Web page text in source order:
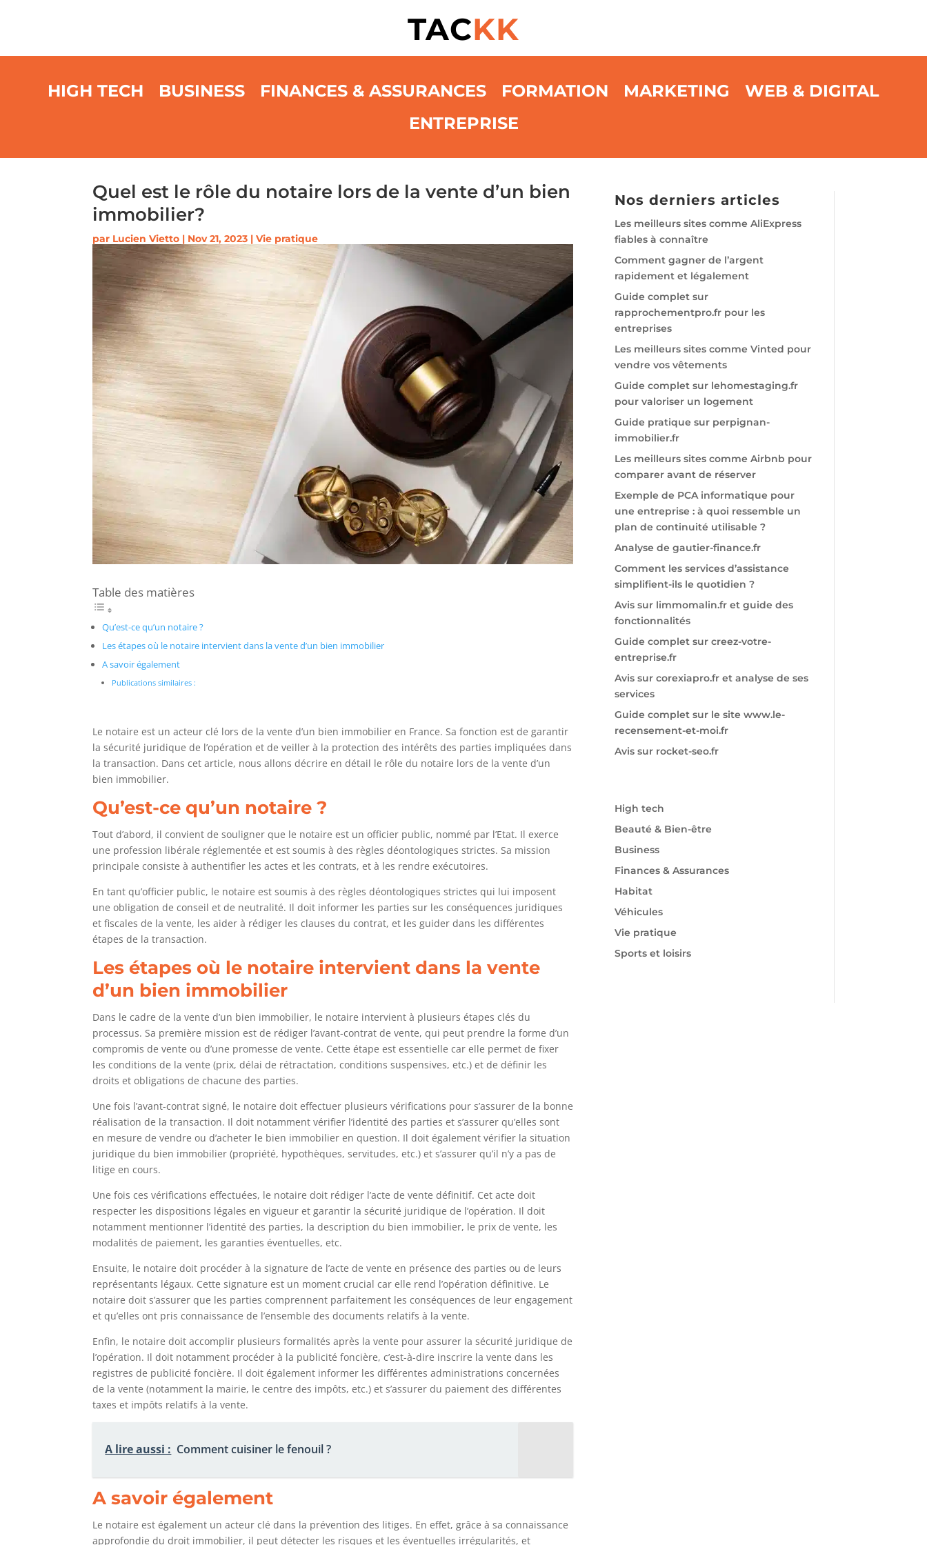
TACKK
HIGH TECH BUSINESS FINANCES & ASSURANCES FORMATION MARKETING
WEB & DIGITAL
ENTREPRISE
Quel est le rôle du notaire lors de la vente d’un bien
immobilier?
par Lucien Vietto | Nov 21, 2023 |Vie pratique
Table des matières
Qu’est-ce qu’un notaire ?
Les étapes où le notaire intervient dans la vente d’un bien immobilier
A savoir également
Publications similaires :
Le notaire est un acteur clé lors de la vente d’un bien immobilier en France. Sa fonction est de garantir
la sécurité juridique de l’opération et de veiller à la protection des intérêts des parties impliquées dans
la transaction. Dans cet article, nous allons décrire en détail le rôle du notaire lors de la vente d’un
bien immobilier.
Qu’est-ce qu’un notaire ?
Tout d’abord, il convient de souligner que le notaire est un officier public, nommé par l’Etat. Il exerce
une profession libérale réglementée et est soumis à des règles déontologiques strictes. Sa mission
principale consiste à authentifier les actes et les contrats, et à les rendre exécutoires.
En tant qu’officier public, le notaire est soumis à des règles déontologiques strictes qui lui imposent
une obligation de conseil et de neutralité. Il doit informer les parties sur les conséquences juridiques
et fiscales de la vente, les aider à rédiger les clauses du contrat, et les guider dans les différentes
étapes de la transaction.
Les étapes où le notaire intervient dans la vente
d’un bien immobilier
Dans le cadre de la vente d’un bien immobilier, le notaire intervient à plusieurs étapes clés du
processus. Sa première mission est de rédiger l’avant-contrat de vente, qui peut prendre la forme d’un
compromis de vente ou d’une promesse de vente. Cette étape est essentielle car elle permet de fixer
les conditions de la vente (prix, délai de rétractation, conditions suspensives, etc.) et de définir les
droits et obligations de chacune des parties.
Une fois l’avant-contrat signé, le notaire doit effectuer plusieurs vérifications pour s’assurer de la bonne
réalisation de la transaction. Il doit notamment vérifier l’identité des parties et s’assurer qu’elles sont
en mesure de vendre ou d’acheter le bien immobilier en question. Il doit également vérifier la situation
juridique du bien immobilier (propriété, hypothèques, servitudes, etc.) et s’assurer qu’il n’y a pas de
litige en cours.
Une fois ces vérifications effectuées, le notaire doit rédiger l’acte de vente définitif. Cet acte doit
respecter les dispositions légales en vigueur et garantir la sécurité juridique de l’opération. Il doit
notamment mentionner l’identité des parties, la description du bien immobilier, le prix de vente, les
modalités de paiement, les garanties éventuelles, etc.
Ensuite, le notaire doit procéder à la signature de l’acte de vente en présence des parties ou de leurs
représentants légaux. Cette signature est un moment crucial car elle rend l’opération définitive. Le
notaire doit s’assurer que les parties comprennent parfaitement les conséquences de leur engagement
et qu’elles ont pris connaissance de l’ensemble des documents relatifs à la vente.
Enfin, le notaire doit accomplir plusieurs formalités après la vente pour assurer la sécurité juridique de
l’opération. Il doit notamment procéder à la publicité foncière, c’est-à-dire inscrire la vente dans les
registres de publicité foncière. Il doit également informer les différentes administrations concernées
de la vente (notamment la mairie, le centre des impôts, etc.) et s’assurer du paiement des différentes
taxes et impôts relatifs à la vente.
A lire aussi : Comment cuisiner le fenouil ?
A savoir également
Le notaire est également un acteur clé dans la prévention des litiges. En effet, grâce à sa connaissance
approfondie du droit immobilier, il peut détecter les risques et les éventuelles irrégularités, et
Nos derniers articles
Les meilleurs sites comme AliExpress
fiables à connaître
Comment gagner de l’argent
rapidement et légalement
Guide complet sur
rapprochementpro.fr pour les
entreprises
Les meilleurs sites comme Vinted pour
vendre vos vêtements
Guide complet sur lehomestaging.fr
pour valoriser un logement
Guide pratique sur perpignan-
immobilier.fr
Les meilleurs sites comme Airbnb pour
comparer avant de réserver
Exemple de PCA informatique pour
une entreprise : à quoi ressemble un
plan de continuité utilisable ?
Analyse de gautier-finance.fr
Comment les services d’assistance
simplifient-ils le quotidien ?
Avis sur limmomalin.fr et guide des
fonctionnalités
Guide complet sur creez-votre-
entreprise.fr
Avis sur corexiapro.fr et analyse de ses
services
Guide complet sur le site www.le-
recensement-et-moi.fr
Avis sur rocket-seo.fr
High tech
Beauté & Bien-être
Business
Finances & Assurances
Habitat
Véhicules
Vie pratique
Sports et loisirs